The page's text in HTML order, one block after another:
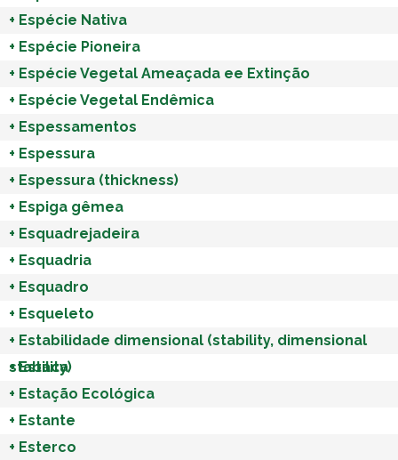
+ Espécie Nativa
+ Espécie Pioneira
+ Espécie Vegetal Ameaçada ee Extinção
+ Espécie Vegetal Endêmica
+ Espessamentos
+ Espessura
+ Espessura (thickness)
+ Espiga gêmea
+ Esquadrejadeira
+ Esquadria
+ Esquadro
+ Esqueleto
+ Estabilidade dimensional (stability, dimensional
stability)
+Estaca
+ Estação Ecológica
+ Estante
+ Esterco